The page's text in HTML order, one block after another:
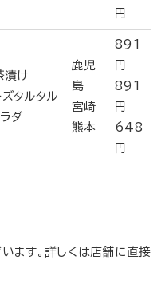
円
漬け
タルタル
ダ
鹿児
島
宮崎
熊本
891
円
891
円
648
円
ます。詳しくは店舗に直接